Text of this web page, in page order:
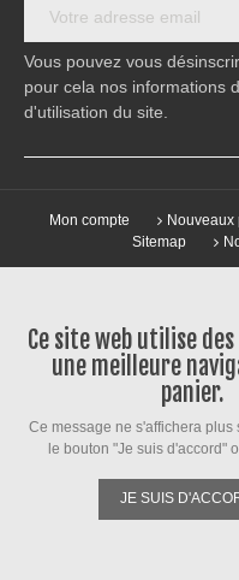
Vous pouvez vous
pour cela nos informations
d'utilisation du site.
Mon compte Nouveaux
Sitemap
Ce site web utilise
une meilleure
panier.
Ce message ne s'affichera plus
le bouton "Je suis d'accord"
JE SUIS